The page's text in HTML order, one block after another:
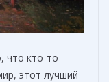
что кто-то
этот лучший